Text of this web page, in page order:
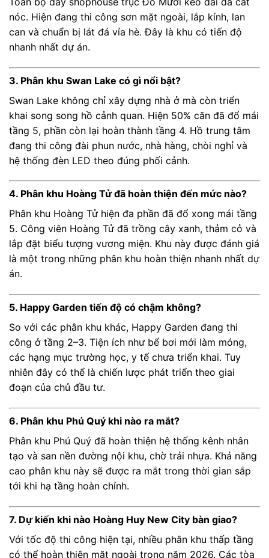
nóc. Hiện đang thi công sơn mặt ngoài, lắp kính, lan
can và chuẩn bị lát đá vỉa hè. Đây là khu có tiến độ
nhanh nhất dự án.
3. Phân khu Swan Lake có gì nổi bật?
Swan Lake không chỉ xây dựng nhà ở mà còn triển
khai song song hồ cảnh quan. Hiện 50% căn đã đổ mái
tầng 5, phần còn lại hoàn thành tầng 4. Hồ trung tâm
đang thi công đài phun nước, nhà hàng, chòi nghỉ và
hệ thống đèn LED theo đúng phối cảnh.
4. Phân khu Hoàng Tử đã hoàn thiện đến mức nào?
Phân khu Hoàng Tử hiện đa phần đã đổ xong mái tầng
5. Công viên Hoàng Tử đã trồng cây xanh, thảm cỏ và
lắp đặt biểu tượng vương miện. Khu này được đánh giá
là một trong những phân khu hoàn thiện nhanh nhất dự
án.
5. Happy Garden tiến độ có chậm không?
So với các phân khu khác, Happy Garden đang thi
công ở tầng 2–3. Tiện ích như bể bơi mới làm móng,
các hạng mục trường học, y tế chưa triển khai. Tuy
nhiên đây có thể là chiến lược phát triển theo giai
đoạn của chủ đầu tư.
6. Phân khu Phú Quý khi nào ra mắt?
Phân khu Phú Quý đã hoàn thiện hệ thống kênh nhân
tạo và san nền đường nội khu, chờ trải nhựa. Khả năng
cao phân khu này sẽ được ra mắt trong thời gian sắp
tới khi hạ tầng hoàn chỉnh.
7. Dự kiến khi nào Hoàng Huy New City bàn giao?
Với tốc độ thi công hiện tại, nhiều phân khu thấp tầng
có thể hoàn thiện mặt ngoài trong năm 2026. Các tòa